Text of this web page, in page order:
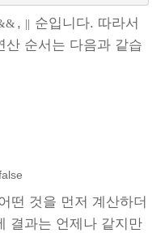
, || 순입니다. 따라서
산 순서는 다음과 같습
떤 것을 먼저 계산하더
결과는 언제나 같지만